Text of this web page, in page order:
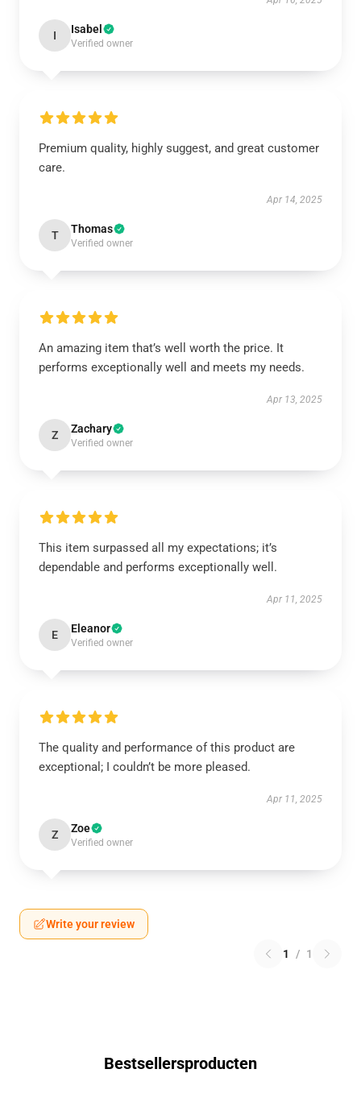
I Isabel
Verified owner
Premium quality, highly suggest, and great customer
care.
Apr 14, 2025
T Thomas
Verified owner
An amazing item that’s well worth the price. It
performs exceptionally well and meets my needs.
Apr 13, 2025
Z Zachary
Verified owner
This item surpassed all my expectations; it’s
dependable and performs exceptionally well.
Apr 11, 2025
E Eleanor
Verified owner
The quality and performance of this product are
exceptional; I couldn’t be more pleased.
Apr 11, 2025
Z Zoe
Verified owner
Write your review
1 / 1
Bestsellersproducten